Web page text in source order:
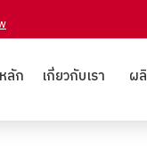
ลัก เกี่ยวกับเรา ผ